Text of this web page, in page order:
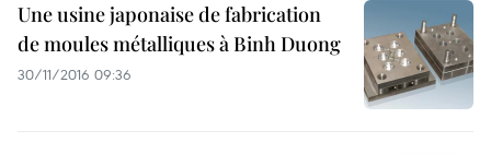
Une usine japonaise de fabrication
de moules métalliques à Binh Duong
30/11/2016 09:36